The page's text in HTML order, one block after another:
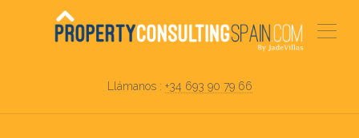
Llámanos : +34 693 90 79 66